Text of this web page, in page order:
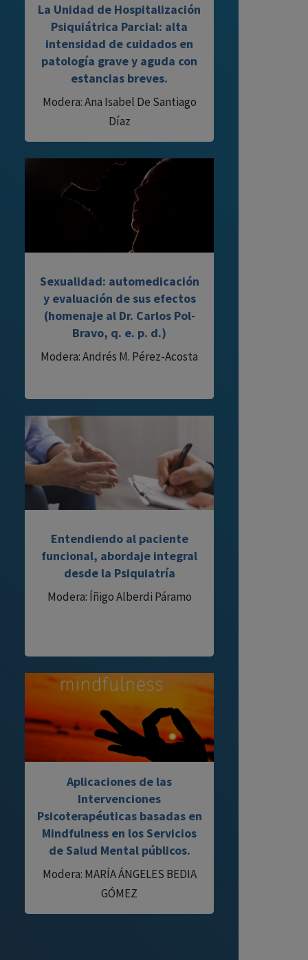
La Unidad de Hospitalización
Psiquiátrica Parcial: alta
intensidad de cuidados en
patología grave y aguda con
estancias breves.
Modera: Ana Isabel De Santiago
Díaz
Sexualidad: automedicación
y evaluación de sus efectos
(homenaje al Dr. Carlos Pol-
Bravo, q. e. p. d.)
Modera: Andrés M. Pérez-Acosta
Entendiendo al paciente
funcional, abordaje integral
desde la Psiquiatría
Modera: Íñigo Alberdi Páramo
Aplicaciones de las
Intervenciones
Psicoterapéuticas basadas en
Mindfulness en los Servicios
de Salud Mental públicos.
Modera: MARÍA ÁNGELES BEDIA
GÓMEZ